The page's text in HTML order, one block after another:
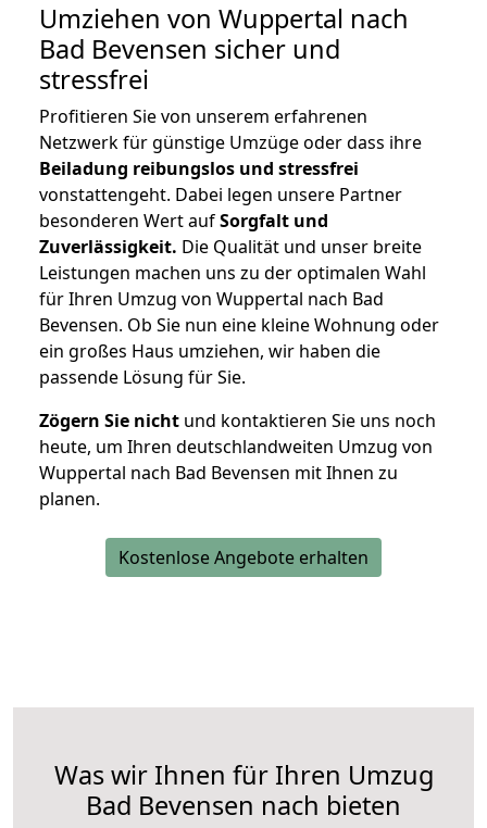
Umziehen von Wuppertal nach
Bad Bevensen sicher und
stressfrei
Profitieren Sie von unserem erfahrenen
Netzwerk für günstige Umzüge oder dass ihre
Beiladung reibungslos und stressfrei
vonstattengeht. Dabei legen unsere Partner
besonderen Wert aufSorgfalt und
Zuverlässigkeit. Die Qualität und unser breite
Leistungen machen uns zu der optimalen Wahl
für Ihren Umzug von Wuppertal nach Bad
Bevensen. Ob Sie nun eine kleine Wohnung oder
ein großes Haus umziehen, wir haben die
passende Lösung für Sie.
Zögern Sie nicht und kontaktieren Sie uns noch
heute, um Ihren deutschlandweiten Umzug von
Wuppertal nach Bad Bevensen mit Ihnen zu
planen.
Kostenlose Angebote erhalten
Was wir Ihnen für Ihren Umzug
Bad Bevensen nach bieten